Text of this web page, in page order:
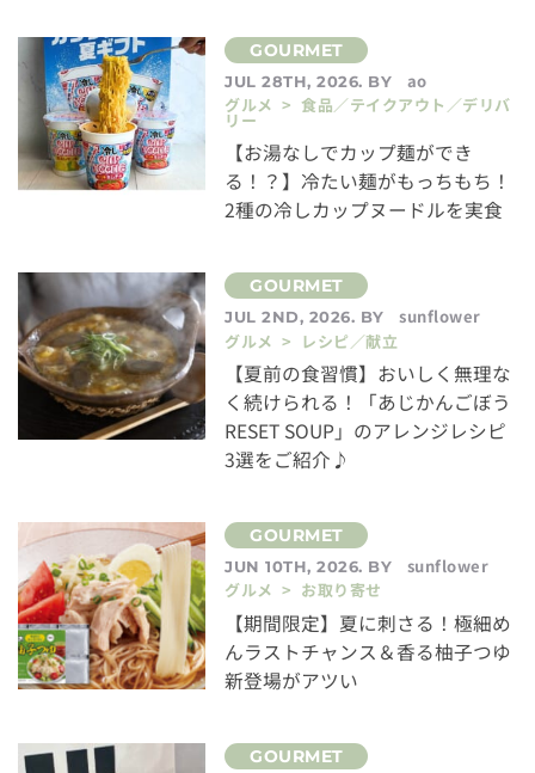
JUL 28TH, 2026. BY
ao
グルメ > 食品／テイクアウト／デリバ
リー
【お湯なしでカップ麺ができ
る！？】冷たい麺がもっちもち！
2種の冷しカップヌードルを実食
JUL 2ND, 2026. BY
sunflower
グルメ > レシピ／献立
【夏前の食習慣】おいしく無理な
く続けられる！「あじかんごぼう
RESET SOUP」のアレンジレシピ
3選をご紹介♪
JUN 10TH, 2026. BY
sunflower
グルメ > お取り寄せ
【期間限定】夏に刺さる！極細め
んラストチャンス＆香る柚子つゆ
新登場がアツい